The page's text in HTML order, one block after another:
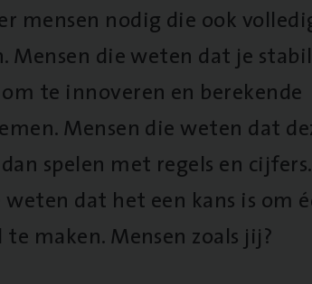
mensen nodig die ook
Mensen die weten dat je
te innoveren en berekende
Mensen die weten dat
spelen met regels en cijfers.
weten dat het een kans is om
maken. Mensen zoals jij?